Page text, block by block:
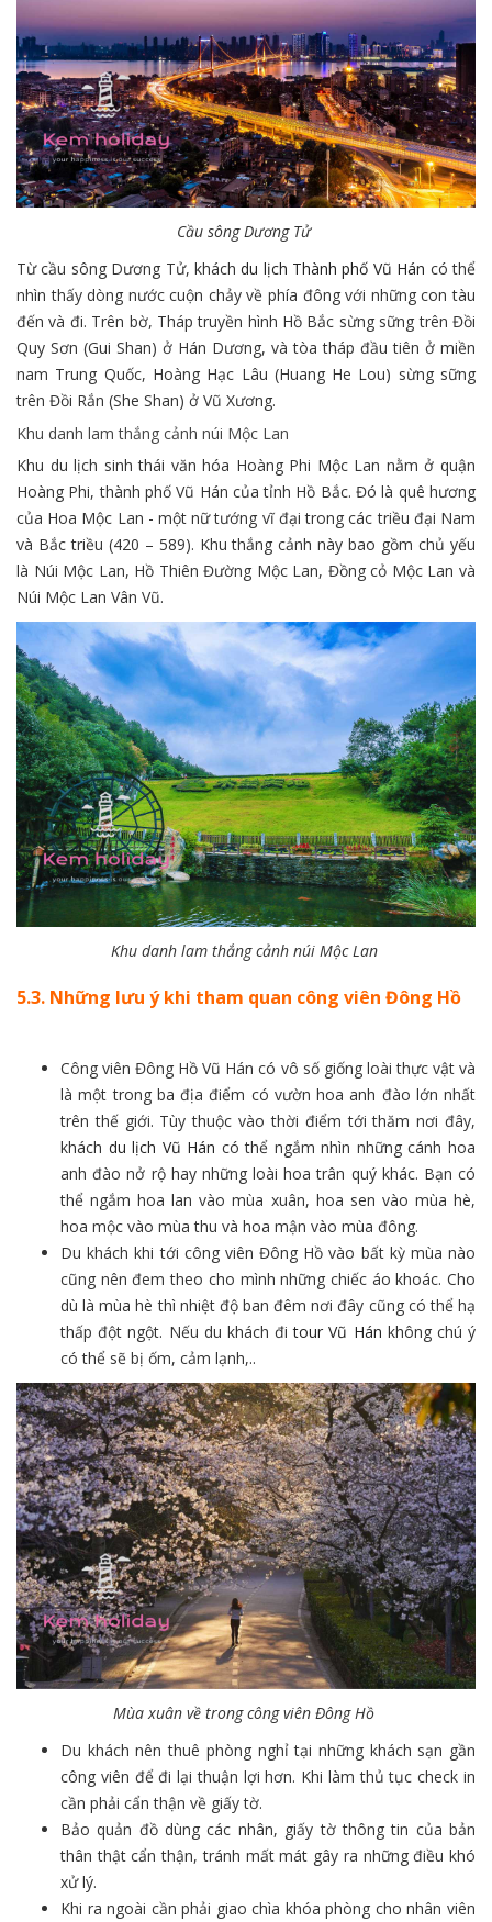
Cầu sông Dương Tử
Từ cầu sông Dương Tử, kháchdu lịch Thành phố Vũ Hán có thể
nhìn thấy dòng nước cuộn chảy về phía đông với những con tàu
đến và đi. Trên bờ, Tháp truyền hình Hồ Bắc sừng sững trên Đồi
Quy Sơn (Gui Shan) ở Hán Dương, và tòa tháp đầu tiên ở miền
nam Trung Quốc, Hoàng Hạc Lâu (Huang He Lou) sừng sững
trên Đồi Rắn (She Shan) ở Vũ Xương.
Khu danh lam thắng cảnh núi Mộc Lan
Khu du lịch sinh thái văn hóa Hoàng Phi Mộc Lan nằm ở quận
Hoàng Phi, thành phố Vũ Hán của tỉnh Hồ Bắc. Đó là quê hương
của Hoa Mộc Lan - một nữ tướng vĩ đại trong các triều đại Nam
và Bắc triều (420 – 589). Khu thắng cảnh này bao gồm chủ yếu
là Núi Mộc Lan, Hồ Thiên Đường Mộc Lan, Đồng cỏ Mộc Lan và
Núi Mộc Lan Vân Vũ.
Khu danh lam thắng cảnh núi Mộc Lan
5.3. Những lưu ý khi tham quan công viên Đông Hồ
Công viên Đông Hồ Vũ Hán có vô số giống loài thực vật và
là một trong ba địa điểm có vườn hoa anh đào lớn nhất
trên thế giới. Tùy thuộc vào thời điểm tới thăm nơi đây,
khách du lịch Vũ Hán có thể ngắm nhìn những cánh hoa
anh đào nở rộ hay những loài hoa trân quý khác. Bạn có
thể ngắm hoa lan vào mùa xuân, hoa sen vào mùa hè,
hoa mộc vào mùa thu và hoa mận vào mùa đông.
Du khách khi tới công viên Đông Hồ vào bất kỳ mùa nào
cũng nên đem theo cho mình những chiếc áo khoác. Cho
dù là mùa hè thì nhiệt độ ban đêm nơi đây cũng có thể hạ
thấp đột ngột. Nếu du khách đitour Vũ Hán không chú ý
có thể sẽ bị ốm, cảm lạnh,..
Mùa xuân về trong công viên Đông Hồ
Du khách nên thuê phòng nghỉ tại những khách sạn gần
công viên để đi lại thuận lợi hơn. Khi làm thủ tục check in
cần phải cẩn thận về giấy tờ.
Bảo quản đồ dùng các nhân, giấy tờ thông tin của bản
thân thật cẩn thận, tránh mất mát gây ra những điều khó
xử lý.
Khi ra ngoài cần phải giao chìa khóa phòng cho nhân viên